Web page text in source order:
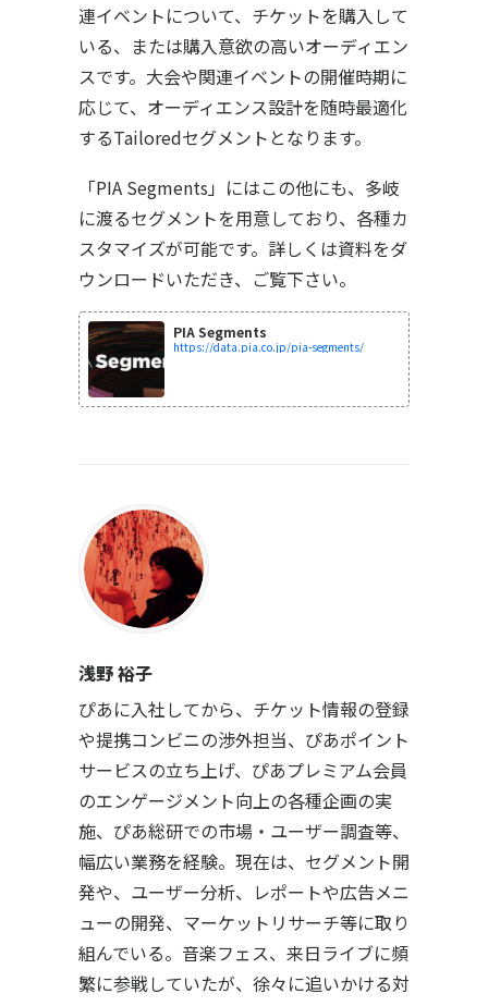
連イベントについて、チケットを購入して
いる、または購入意欲の高いオーディエン
スです。大会や関連イベントの開催時期に
応じて、オーディエンス設計を随時最適化
するTailoredセグメントとなります。
「PIA Segments」にはこの他にも、多岐
に渡るセグメントを用意しており、各種カ
スタマイズが可能です。詳しくは資料をダ
ウンロードいただき、ご覧下さい。
PIA Segments
https://data.pia.co.jp/pia-segments/
浅野 裕子
ぴあに入社してから、チケット情報の登録
や提携コンビニの渉外担当、ぴあポイント
サービスの立ち上げ、ぴあプレミアム会員
のエンゲージメント向上の各種企画の実
施、ぴあ総研での市場・ユーザー調査等、
幅広い業務を経験。現在は、セグメント開
発や、ユーザー分析、レポートや広告メニ
ューの開発、マーケットリサーチ等に取り
組んでいる。音楽フェス、来日ライブに頻
繁に参戦していたが、徐々に追いかける対